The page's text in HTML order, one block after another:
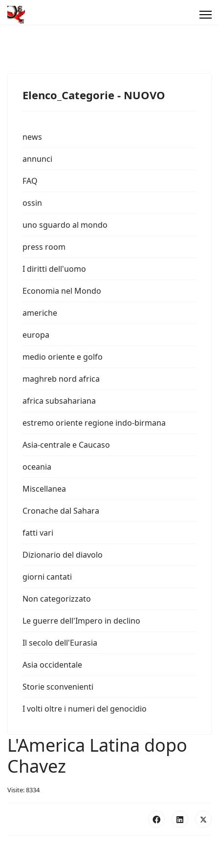
Elenco_Categorie - NUOVO
news
annunci
FAQ
ossin
uno sguardo al mondo
press room
I diritti dell'uomo
Economia nel Mondo
americhe
europa
medio oriente e golfo
maghreb nord africa
africa subsahariana
estremo oriente regione indo-birmana
Asia-centrale e Caucaso
oceania
Miscellanea
Cronache dal Sahara
fatti vari
Dizionario del diavolo
giorni cantati
Non categorizzato
Le guerre dell'Impero in declino
Il secolo dell'Eurasia
Asia occidentale
Storie sconvenienti
I volti oltre i numeri del genocidio
L'America Latina dopo
Chavez
Visite: 8334